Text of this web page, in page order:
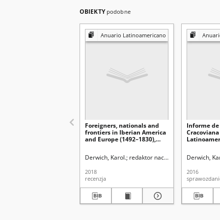
OBIEKTY podobne
Anuario Latinoamericano
Foreigners, nationals and
frontiers in Iberian America
and Europe (1492–1830),
(coords.), Universidad de
UACM, Murcia – Ciudad de
México 2017, pp. 293, ISBN
9788416551941
Derwich, Karol. redaktor naczelny Katarzyna
2018
recenzja
Informe
Derwich,
2016